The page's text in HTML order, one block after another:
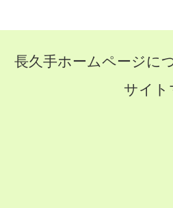
長久手ホームページに
サイ